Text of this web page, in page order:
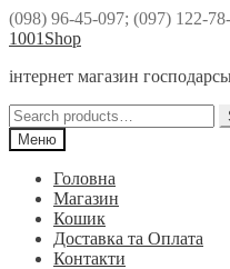
(098) 96-45-097; (097) 122-
Перейти
навігації
Перейти
контенту
1001Shop
інтернет магазин
Search
for:Меню
Головна
Магазин
Кошик
Доставка та Оплата
Контакти